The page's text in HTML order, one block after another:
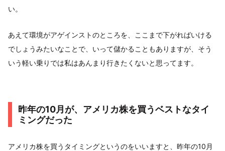
い。
あえて環境がアゲインストのところを、ここまで下がればいける
でしょうみたいなことで、いって儲かることもありますが、そう
いう軽い乗りでは私はあんまり行きたくないと思ってます。
昨年の10月が、アメリカ株を買うベストなタイ
ミングだった
アメリカ株を買うタイミングというのをいいますと、昨年の10月